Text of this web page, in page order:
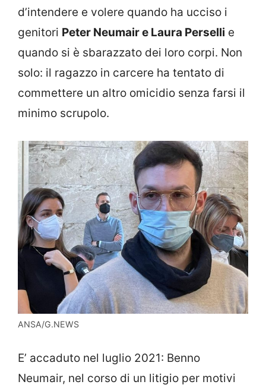
d’intendere e volere quando ha ucciso i
genitori Peter Neumair e Laura Perselli e
quando si è sbarazzato dei loro corpi. Non
solo: il ragazzo in carcere ha tentato di
commettere un altro omicidio senza farsi il
minimo scrupolo.
ANSA/G.NEWS
E’ accaduto nel luglio 2021: Benno
Neumair, nel corso di un litigio per motivi